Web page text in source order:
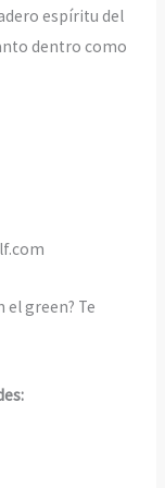
espíritu del
dentro como
green? Te